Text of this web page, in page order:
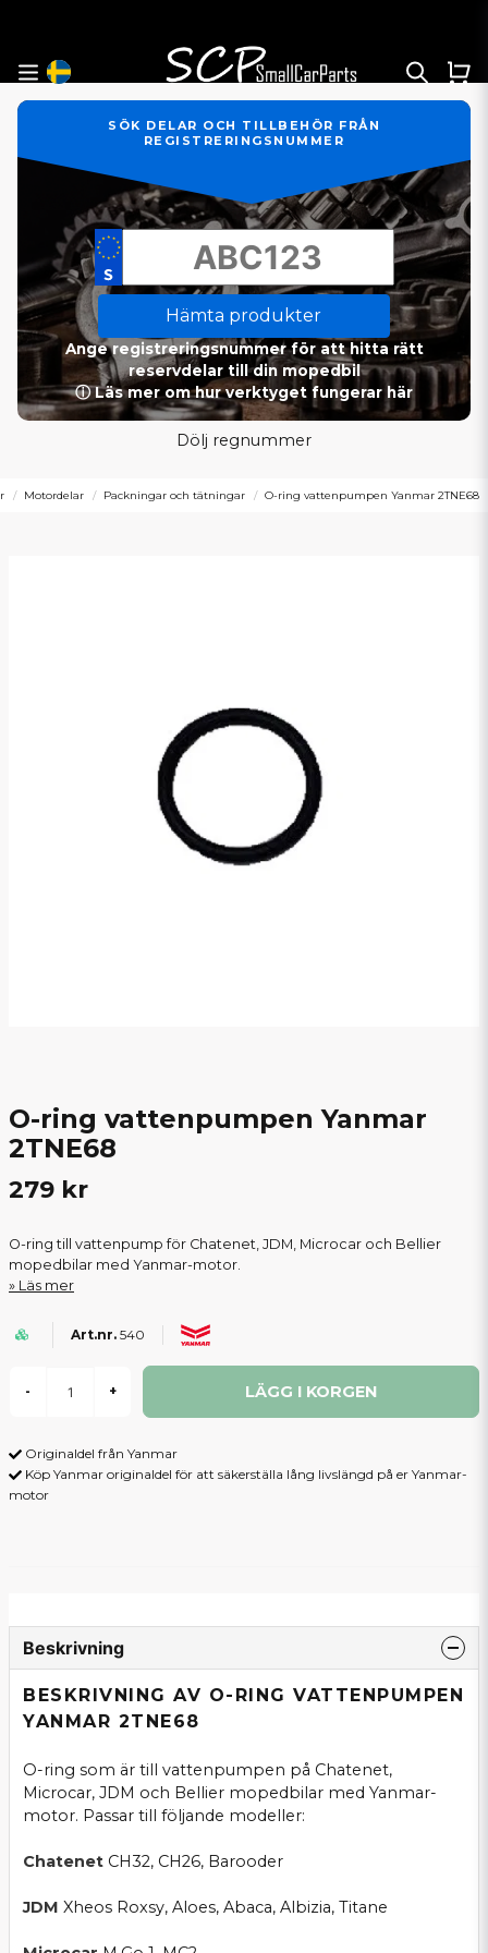
SÖK DELAR OCH TILLBEHÖR FRÅN
REGISTRERINGSNUMMER
Hämta produkter
Ange registreringsnummer för att hitta rätt
reservdelar till din mopedbil
ⓘ Läs mer om hur verktyget fungerar här
Dölj regnummer
Motordelar Packningar och tätningar O-ring vattenpumpen Yanmar 2TNE68
O-ring vattenpumpen Yanmar
2TNE68
279 kr
O-ring till vattenpump för Chatenet, JDM, Microcar och Bellier
mopedbilar med Yanmar-motor.
Läs mer
540
- + LÄGG I KORGEN
Originaldel från Yanmar
Köp Yanmar originaldel för att säkerställa lång livslängd på er Yanmar-
motor
Beskrivning
BESKRIVNING AV O-RING VATTENPUMPEN
YANMAR 2TNE68
O-ring som är till vattenpumpen på Chatenet,
Microcar, JDM och Bellier mopedbilar med Yanmar-
motor. Passar till följande modeller:
Chatenet CH32, CH26, Barooder
JDM Xheos Roxsy, Aloes, Abaca, Albizia, Titane